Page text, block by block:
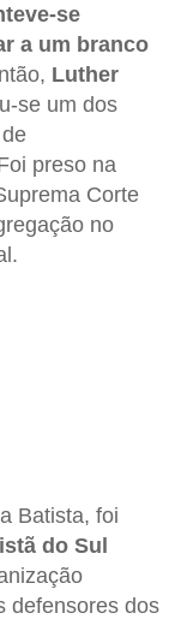
se
a um branco
Luther
se um dos
preso na
Corte
no
Batista, foi
do Sul
defensores dos